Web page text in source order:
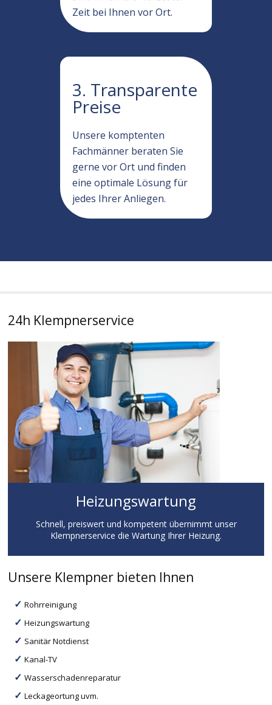
Zeit bei Ihnen vor Ort.
3. Transparente
Preise
Unsere komptenten
Fachmänner beraten Sie
gerne vor Ort und finden
eine optimale Lösung für
jedes Ihrer Anliegen.
24h Klempnerservice
Heizungswartung
Schnell, preiswert und kompetent übernimmt unser
Klempnerservice die Wartung Ihrer Heizung.
Unsere Klempner bieten Ihnen
Rohrreinigung
Heizungswartung
Sanitär Notdienst
Kanal-TV
Wasserschadenreparatur
Leckageortung uvm.